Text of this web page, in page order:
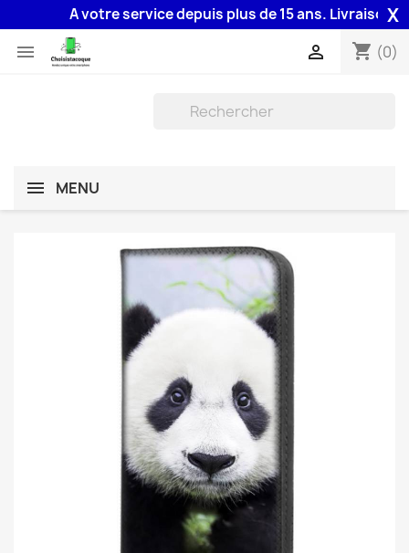
A votre service depuis plus de 15 ans. Livraison X
 shopping_cart (0)

MENU